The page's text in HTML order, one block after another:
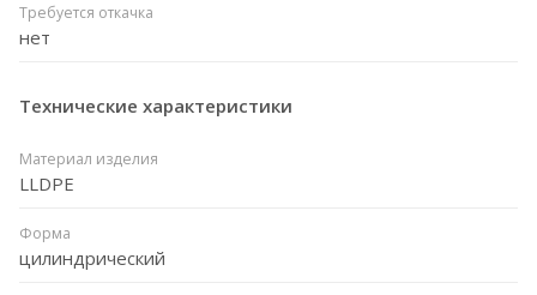
Требуется откачка
нет
Технические характеристики
Материал изделия
LLDPE
Форма
цилиндрический